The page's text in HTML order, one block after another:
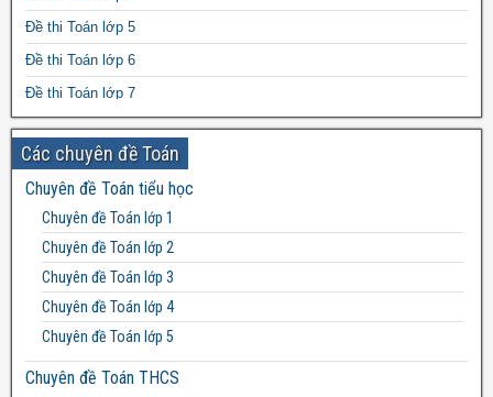
Đề thi Toán lớp 5
Đề thi Toán lớp 6
Đề thi Toán lớp 7
Đề thi Toán lớp 8
Đề thi Toán lớp 9
Đề thi Toán lớp 10
Đề thi Toán lớp 11
Đề thi Toán lớp 12
Các chuyên đề Toán
Chuyên đề Toán tiểu học
Chuyên đề Toán lớp 1
Chuyên đề Toán lớp 2
Chuyên đề Toán lớp 3
Chuyên đề Toán lớp 4
Chuyên đề Toán lớp 5
Chuyên đề Toán THCS